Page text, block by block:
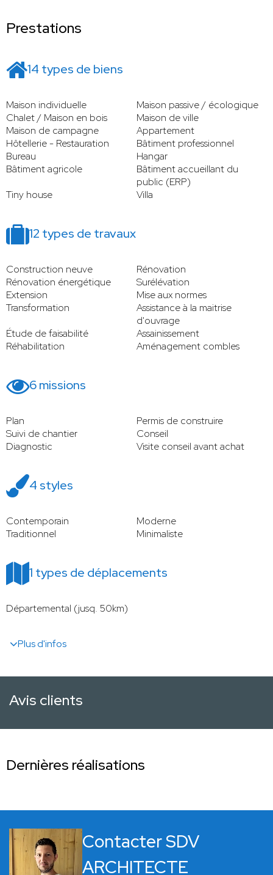
Prestations
14 types de biens
Maison individuelle
Maison passive / écologique
Chalet / Maison en bois
Maison de ville
Maison de campagne
Appartement
Hôtellerie - Restauration
Bâtiment professionnel
Bureau
Hangar
Bâtiment agricole
Bâtiment accueillant du
public (ERP)
Tiny house
Villa
12 types de travaux
Construction neuve
Rénovation
Rénovation énergétique
Surélévation
Extension
Mise aux normes
Transformation
Assistance à la maitrise
d'ouvrage
Étude de faisabilité
Assainissement
Réhabilitation
Aménagement combles
6 missions
Plan
Permis de construire
Suivi de chantier
Conseil
Diagnostic
Visite conseil avant achat
4 styles
Contemporain
Moderne
Traditionnel
Minimaliste
1 types de déplacements
Départemental (jusq. 50km)
Plus d'infos
Avis clients
Dernières réalisations
Contacter SDV
ARCHITECTE